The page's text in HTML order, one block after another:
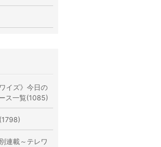
イズ》今日の
ス一覧(1085)
連載～テレワ